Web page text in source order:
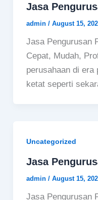
Jasa
admin / August 15,
Jasa Pengurusan
Cepat, Mudah,
perusahaan di era
ketat seperti
Uncategorized
Jasa
admin / August 15,
Jasa Pengurusan